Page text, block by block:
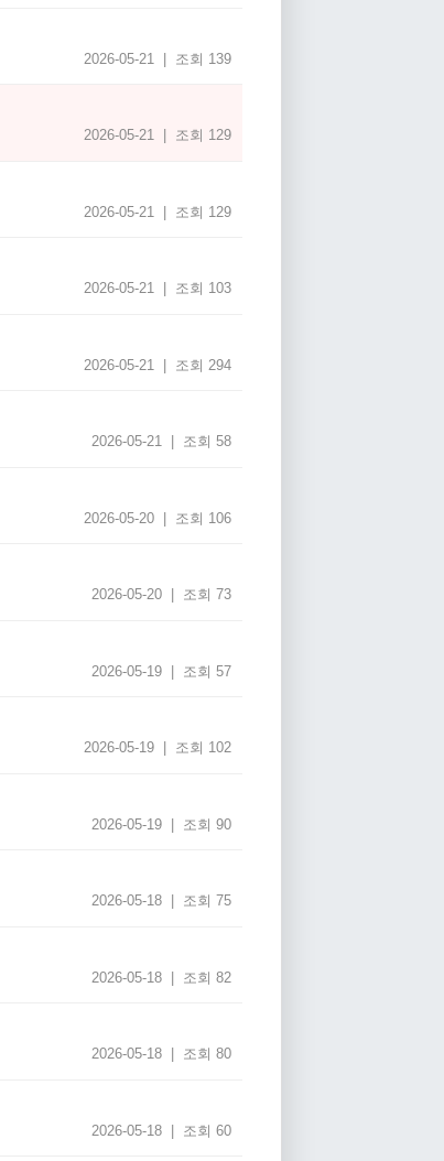
2026-05-21 | 조회 139
2026-05-21 | 조회 129
2026-05-21 | 조회 129
2026-05-21 | 조회 103
2026-05-21 | 조회 294
2026-05-21 | 조회 58
2026-05-20 | 조회 106
2026-05-20 | 조회 73
2026-05-19 | 조회 57
2026-05-19 | 조회 102
2026-05-19 | 조회 90
2026-05-18 | 조회 75
2026-05-18 | 조회 82
2026-05-18 | 조회 80
2026-05-18 | 조회 60